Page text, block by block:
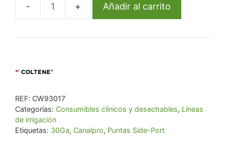
€ 133,20.
€ 126,54.
Canalpro
Side-
Añadir al carrito
REF: CW93017
Categorías: Consumibles clínicos y desechables, Líneas
de irrigación
Etiquetas: 30Ga, Canalpro, Puntas Side-Port